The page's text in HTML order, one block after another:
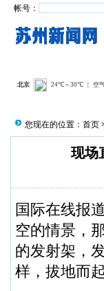
帐号：
您现在的位置： 首页
现场
国际在线报
空的情景，
的发射架，
样，拔地而